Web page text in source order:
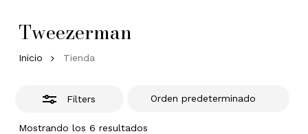
Tweezerman
Inicio Tienda
Filters
Mostrando los 6 resultados